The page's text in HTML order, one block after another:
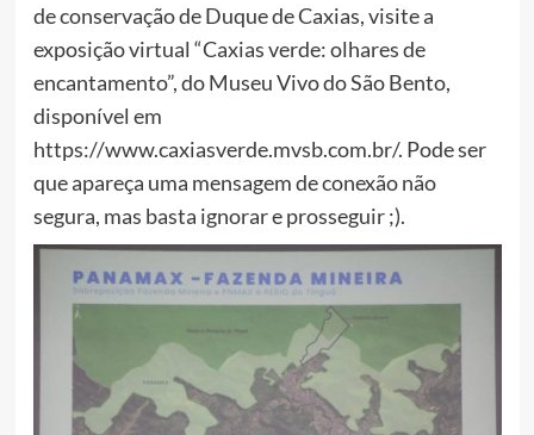
de conservação de Duque de Caxias, visite a
exposição virtual “Caxias verde: olhares de
encantamento”, do Museu Vivo do São Bento,
disponível em
https://www.caxiasverde.mvsb.com.br/. Pode ser
que apareça uma mensagem de conexão não
segura, mas basta ignorar e prosseguir ;).